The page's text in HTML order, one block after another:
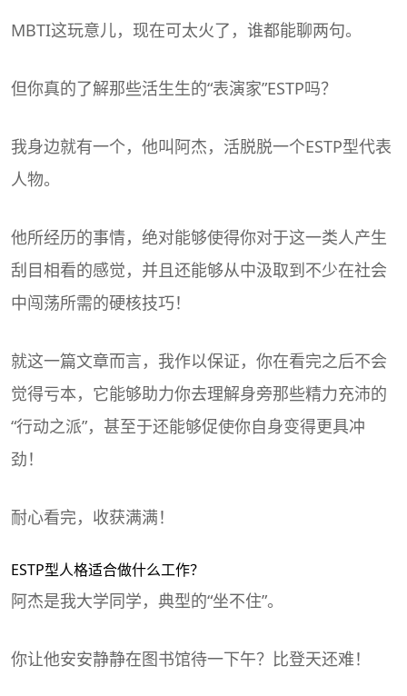
MBTI这玩意儿，现在可太火了，谁都能聊两句。
但你真的了解那些活生生的“表演家”ESTP吗？
我身边就有一个，他叫阿杰，活脱脱一个ESTP型代表
人物。
他所经历的事情，绝对能够使得你对于这一类人产生
刮目相看的感觉，并且还能够从中汲取到不少在社会
中闯荡所需的硬核技巧！
就这一篇文章而言，我作以保证，你在看完之后不会
觉得亏本，它能够助力你去理解身旁那些精力充沛的
“行动之派”，甚至于还能够促使你自身变得更具冲
劲！
耐心看完，收获满满！
ESTP型人格适合做什么工作？
阿杰是我大学同学，典型的“坐不住”。
你让他安安静静在图书馆待一下午？比登天还难！